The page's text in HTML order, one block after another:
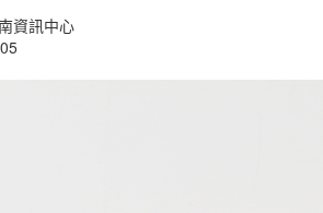
資訊中心